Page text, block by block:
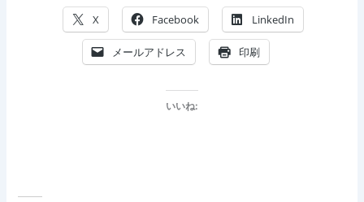
X Facebook LinkedIn
メールアドレス 印刷
いいね: